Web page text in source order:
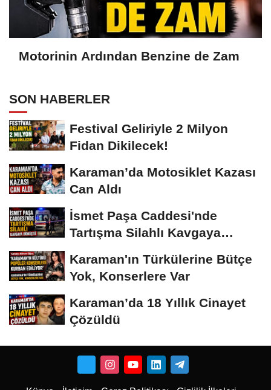
Motorinin Ardından Benzine de Zam
SON HABERLER
Festival Geliriyle 2 Milyon
Fidan Dikilecek!
Karaman’da Motosiklet Kazası
Can Aldı
İsmet Paşa Caddesi'nde
Tartışma Silahlı Kavgaya
Karaman'ın Türkülerine Bütçe
Yok, Konserlere Var
Karaman’da 18 Yıllık Cinayet
Çözüldü